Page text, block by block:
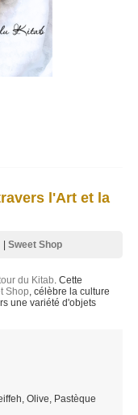
l'Art et la
| Sweet Shop
du Kitab . Cette
Shop , célèbre la culture
une variété d'objets
Olive, Pastèque